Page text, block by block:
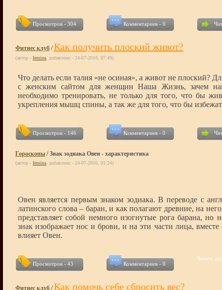
Просмотров - 304 Комментариев - 0
Фитнес клуб /Как получить плоский живот?
(автор - femina , добавлено - 24-07-2010, 07:49)
Что делать если талия «не осиная», а живот не плоский?
с женским сайтом для женщин Наша Жизнь, зачем
необходимо тренировать, не только для того, что бы
укрепления мышц спины, а так же для того, что бы
Просмотров - 146 Комментариев - 0
Гороскопы / Знак зодиака Овен - характеристика
(автор - femina , добавлено - 24-07-2010, 01:24)
Овен является первым знаком зодиака. В переводе с
латинского слова – баран, и как полагают древние, на
представляет собой немного изогнутые рога барана, но
знак изображает нос и брови, и на эти части лица,
влияет Овен.
Просмотров - 43 Комментариев - 0
Читать
Фитнес клуб /Как помочь себе сбросить вес?